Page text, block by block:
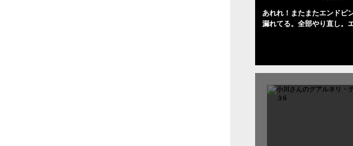
あれれ！またまたエンドピ
漏れてる。全部やり直し。